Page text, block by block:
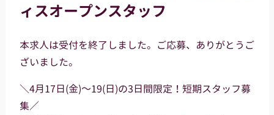
ィスオープンスタッフ
本求人は受付を終了しました。ご応募、ありがとうご
ざいました。
＼4月17日(金)～19(日)の3日間限定！短期スタッフ募
集／